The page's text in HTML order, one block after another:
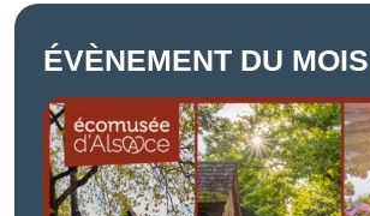
ÉVÈNEMENT DU MOIS